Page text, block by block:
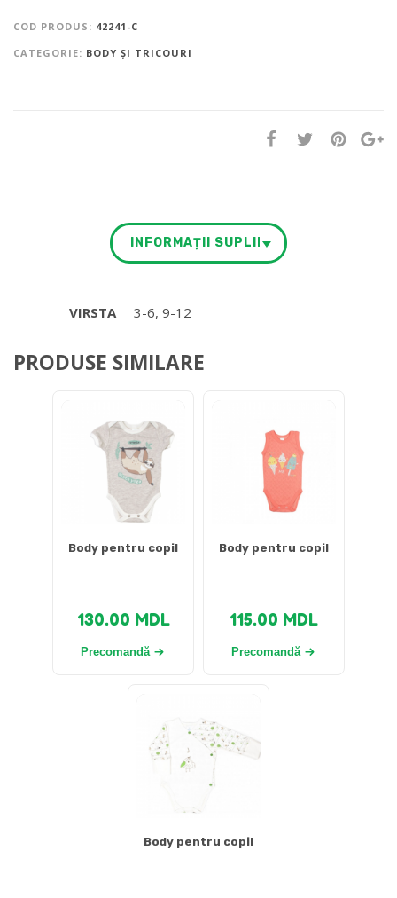
COD PRODUS: 42241-C
CATEGORIE: BODY ȘI TRICOURI
INFORMAȚII SUPLIMENTARE
VIRSTA 3-6, 9-12
PRODUSE SIMILARE
Body pentru copil
130.00 MDL
Precomandă
Body pentru copil
115.00 MDL
Precomandă
Body pentru copil